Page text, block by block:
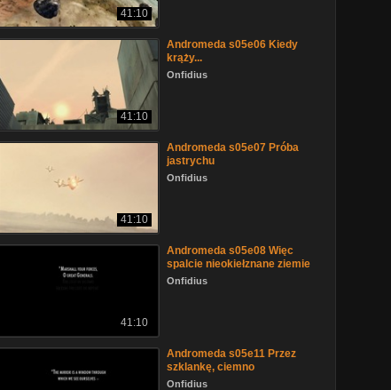
41:10
41:10
Andromeda s05e06 Kiedy
krąży...
Onfidius
41:10
Andromeda s05e07 Próba
jastrychu
Onfidius
41:10
Andromeda s05e08 Więc
spalcie nieokiełznane ziemie
Onfidius
Andromeda s05e11 Przez
szklankę, ciemno
Onfidius